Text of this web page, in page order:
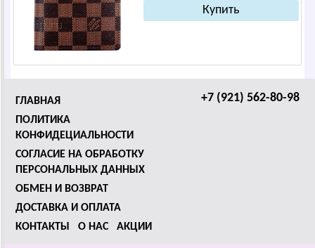
+7 (921) 562-80-98
ГЛАВНАЯ
ПОЛИТИКА
КОНФИДЕЦИАЛЬНОСТИ
СОГЛАСИЕ НА ОБРАБОТКУ
ПЕРСОНАЛЬНЫХ ДАННЫХ
ОБМЕН И ВОЗВРАТ
ДОСТАВКА И ОПЛАТА
КОНТАКТЫ
О НАС АКЦИИ